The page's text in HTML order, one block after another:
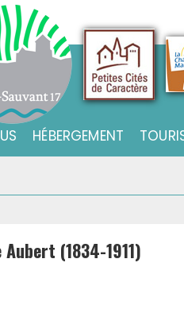
Sauvant (17)
de la commune
HÉBERGEMENT
(1834-1911)